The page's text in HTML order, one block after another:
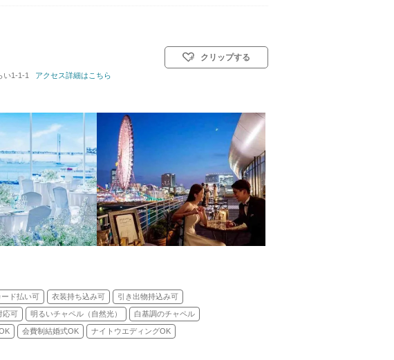
: 着席：2名 ～ 380名 挙式スタイル: 教会式(キリスト教式)／人前式
い1-1-1 アクセス詳細はこちら
クリップする
ード払い可 衣装持ち込み可 引き出物持込み可
応可 明るいチャペル（自然光） 白基調のチャペル
会費制結婚式OK ナイトウエディングOK